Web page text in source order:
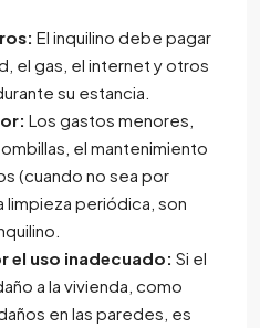
El inquilino debe pagar
el gas, el internet y otros
su estancia.
Los gastos menores,
el mantenimiento
(cuando no sea por
limpieza periódica, son
el uso inadecuado: Si el
a la vivienda, como
en las paredes, es